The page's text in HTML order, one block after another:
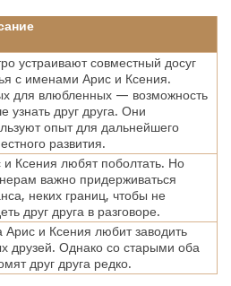
устраивают совместный досуг
с именами Арис и Ксения.
для влюбленных — возможность
узнать друг друга. Они
опыт для дальнейшего
развития.
и Ксения любят поболтать. Но
важно придерживаться
неких границ, чтобы не
друг друга в разговоре.
Арис и Ксения любит заводить
друзей. Однако со старыми оба
друг друга редко.